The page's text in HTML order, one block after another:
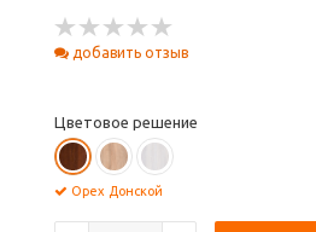
добавить отзыв
Цветовое решение
Орех Донской